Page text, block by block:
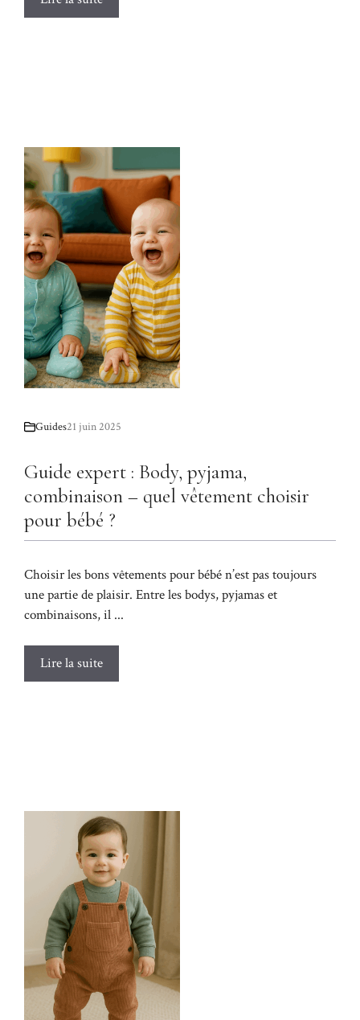
Guides21 juin 2025
Guide expert : Body, pyjama,
combinaison – quel vêtement choisir
pour bébé ?
Choisir les bons vêtements pour bébé n’est pas toujours
une partie de plaisir. Entre les bodys, pyjamas et
combinaisons, il ...
Lire la suite